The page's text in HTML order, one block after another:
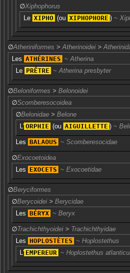
∅Xiphophorus
Le XIPHO (ou XIPHOPHORE )
∅Atheriniformes > Atherinoidei >
Les ATHÉRINES
Atherina
Le PRÊTRE Atherina presbyter
∅Beloniformes > Belonoidei
∅Scomberesocoidea
∅Belonidae > Belone
L' ORPHIE (ou AIGUILLETTE )
Les BALAOUS Scomberesocidae
∅Exocoetoidea
Les EXOCETS Exocoetidae
∅Beryciformes
∅Berycoidei > Berycidae
Les BÉRYX Beryx
∅Trachichthyoidei > Trachichthyidae
Les HOPLOSTÈTES
Hoplostethus
L' EMPEREUR Hoplostethus